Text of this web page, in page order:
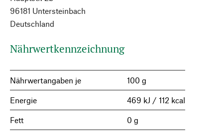
96181 Untersteinbach
Deutschland
Nährwertkennzeichnung
Nährwertangaben je 100 g
Energie 469 kJ / 112 kcal
Fett 0 g